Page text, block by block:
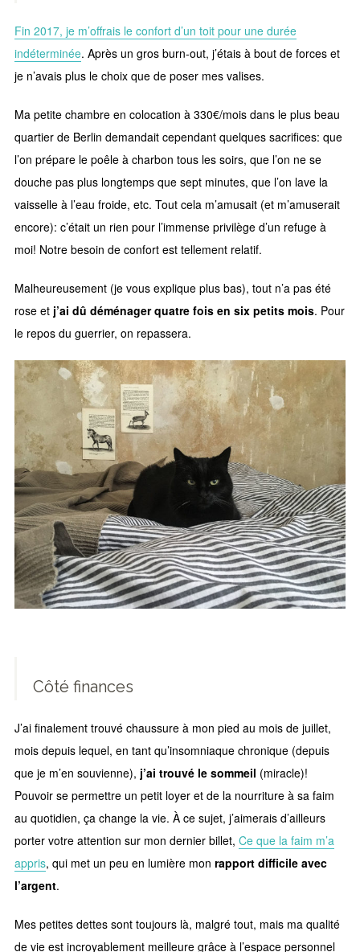
Fin 2017, je m’offrais le confort d’un toit pour une durée
indéterminée. Après un gros burn-out, j’étais à bout de forces et
je n’avais plus le choix que de poser mes valises.
Ma petite chambre en colocation à 330€/mois dans le plus beau
quartier de Berlin demandait cependant quelques sacrifices: que
l’on prépare le poêle à charbon tous les soirs, que l’on ne se
douche pas plus longtemps que sept minutes, que l’on lave la
vaisselle à l’eau froide, etc. Tout cela m’amusait (et m’amuserait
encore): c’était un rien pour l’immense privilège d’un refuge à
moi! Notre besoin de confort est tellement relatif.
Malheureusement (je vous explique plus bas), tout n’a pas été
rose et j’ai dû déménager quatre fois en six petits mois. Pour
le repos du guerrier, on repassera.
Côté finances
J’ai finalement trouvé chaussure à mon pied au mois de juillet,
mois depuis lequel, en tant qu’insomniaque chronique (depuis
que je m’en souvienne), j’ai trouvé le sommeil (miracle)!
Pouvoir se permettre un petit loyer et de la nourriture à sa faim
au quotidien, ça change la vie. À ce sujet, j’aimerais d’ailleurs
porter votre attention sur mon dernier billet, Ce que la faim m’a
appris, qui met un peu en lumière mon rapport difficile avec
l’argent.
Mes petites dettes sont toujours là, malgré tout, mais ma qualité
de vie est incroyablement meilleure grâce à l’espace personnel